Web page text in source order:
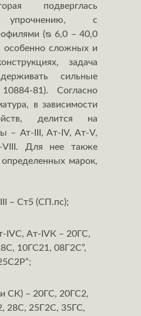
подверглась
упрочнению, с
(ᴓ 6,0 – 40,0
особенно сложных и
задача
сильные
81). Согласно
в зависимости
делится на
– Ат-III, Aт-IV, Aт-V,
VIII. Для нее также
марок,
– Ст5 (СП.пс);
IVС, Aт-IVК – 20ГС,
10ГС21, 08Г2С”,
СК) – 20ГС, 20ГС2,
28С, 25Г2С, 35ГС,